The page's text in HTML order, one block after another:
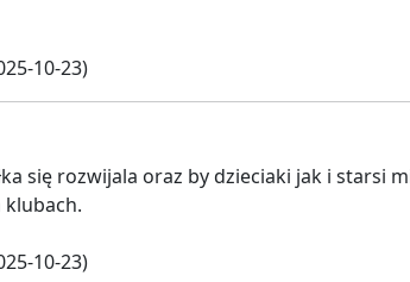
10-23)
się rozwijala oraz by dzieciaki jak i
10-23)